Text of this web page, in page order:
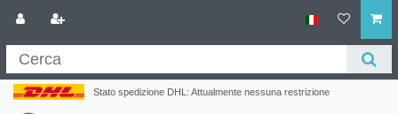
Stato spedizione DHL: Attualmente nessuna restrizione